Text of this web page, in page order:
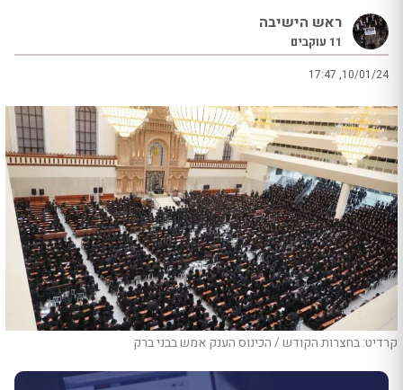
ראש הישיבה
11 עוקבים
17:47 ,10/01/24
קרדיט: בחצרות הקודש / הכינוס הענק אמש בבני ברק